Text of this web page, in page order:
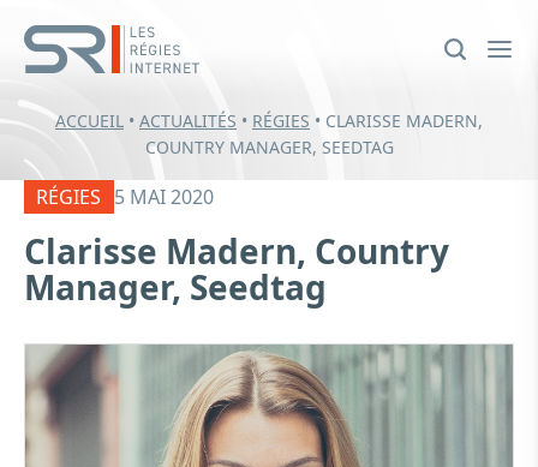
ACCUEIL • ACTUALITÉS • RÉGIES • CLARISSE MADERN,
COUNTRY MANAGER, SEEDTAG
RÉGIES 5 MAI 2020
Clarisse Madern, Country
Manager, Seedtag